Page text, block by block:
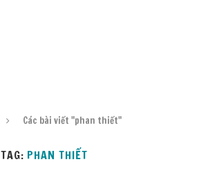
Các bài viết "phan thiết"
TAG: PHAN THIẾT